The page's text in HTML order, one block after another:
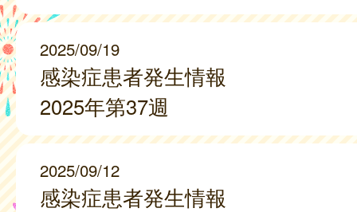
2025/09/19
感染症患者発生情報
2025年第37週
2025/09/12
感染症患者発生情報